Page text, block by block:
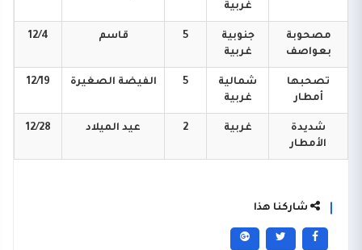
غربية
مصحوبة
بعواصف
جنوبية
غربية
5 قاسم 12/4
تصحبها
أمطار
شمالية
غربية
5 الفيضة الصغيرة 12/19
شديدة
الأمطار
غربية 2 عيد الميلاد 12/28
شاركنا هذا